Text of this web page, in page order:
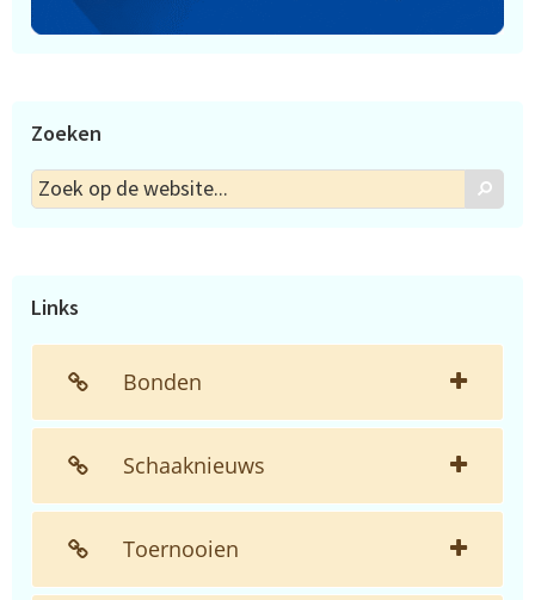
Zoeken
Zoek
op
Zoek
Links
Bonden
Schaaknieuws
Toernooien